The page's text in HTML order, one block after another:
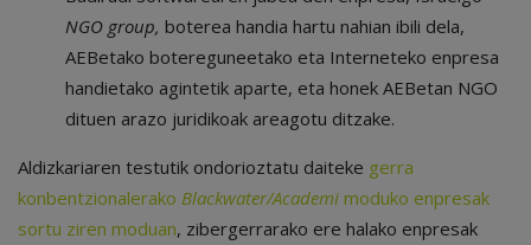
NGO group, boterea handia hartu nahian ibili dela,
AEBetako botereguneetako eta Interneteko enpresa
handietako agintetik aparte, eta honek AEBetan NGO
dituen arazo juridikoak areagotu ditzake.
Aldizkariaren testutik ondorioztatu daiteke gerra
konbentzionalerako Blackwater/Academi moduko enpresak
sortu ziren moduan, zibergerrarako ere halako enpresak